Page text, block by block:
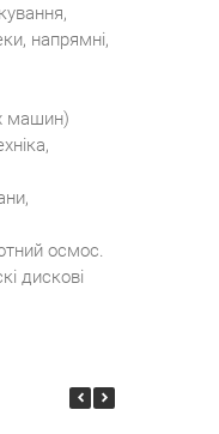
напрямні,
машин)
осмос.
дискові